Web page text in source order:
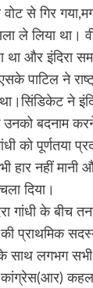
से गिर
लिया था।
और इंदिरा
पाटिल ने
ने
उनको बदनाम
को पूर्णतया
नहीं मानी
चला दिया।
गांधी के बीच
की प्राथमिक
के साथ लगभग
कांग्रेस(आर)